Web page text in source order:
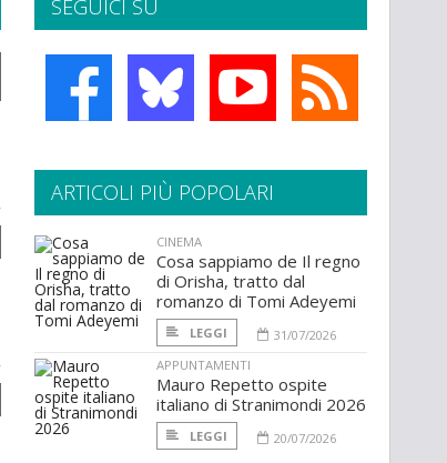
SEGUICI SU
ARTICOLI PIÙ POPOLARI
CINEMA
Cosa sappiamo de Il regno
di Orisha, tratto dal
romanzo di Tomi Adeyemi
LEGGI
31/07/2026
APPUNTAMENTI
Mauro Repetto ospite
italiano di Stranimondi 2026
LEGGI 20/07/2026